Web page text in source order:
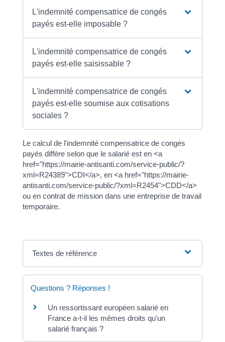
L'indemnité compensatrice de congés
payés est-elle imposable ?
L'indemnité compensatrice de congés
payés est-elle saisissable ?
L'indemnité compensatrice de congés
payés est-elle soumise aux cotisations
sociales ?
Le calcul de l'indemnité compensatrice de congés
payés diffère selon que le salarié est en <a
href="https://mairie-antisanti.com/service-public/?
xml=R24389">CDI</a>, en <a href="https://mairie-
antisanti.com/service-public/?xml=R2454">CDD</a>
ou en contrat de mission dans une entreprise de travail
temporaire.
Textes de référence
Questions ? Réponses !
Un ressortissant européen salarié en
France a-t-il les mêmes droits qu'un
salarié français ?